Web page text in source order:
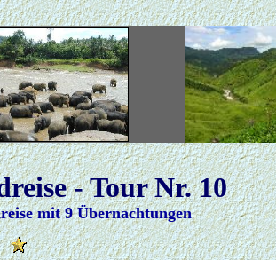
- Tour Nr. 10
mit 9 Übernachtungen